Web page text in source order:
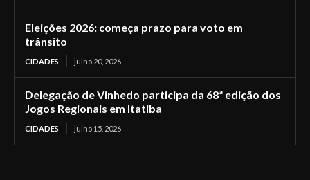
Eleições 2026: começa prazo para voto em
trânsito
CIDADES julho 20, 2026
Delegação de Vinhedo participa da 68ª edição dos
Jogos Regionais em Itatiba
CIDADES julho 15, 2026